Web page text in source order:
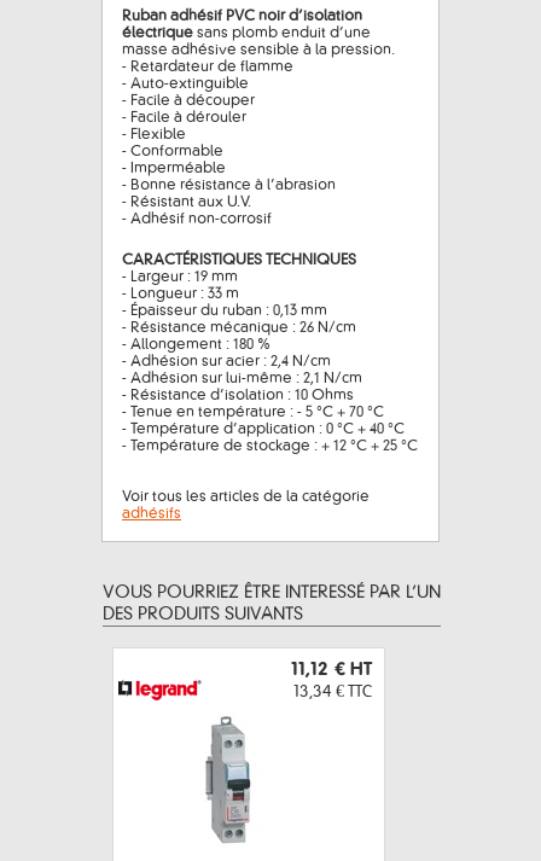
Ruban adhésif PVC noir d’isolation
électrique sans plomb enduit d’une
masse adhésive sensible à la pression.
- Retardateur de flamme
- Auto-extinguible
- Facile à découper
- Facile à dérouler
- Flexible
- Conformable
- Imperméable
- Bonne résistance à l’abrasion
- Résistant aux U.V.
- Adhésif non-corrosif
CARACTÉRISTIQUES TECHNIQUES
- Largeur : 19 mm
- Longueur : 33 m
- Épaisseur du ruban : 0,13 mm
- Résistance mécanique : 26 N/cm
- Allongement : 180 %
- Adhésion sur acier : 2,4 N/cm
- Adhésion sur lui-même : 2,1 N/cm
- Résistance d’isolation : 10 Ohms
- Tenue en température : - 5 °C + 70 °C
- Température d’application : 0 °C + 40 °C
- Température de stockage : + 12 °C + 25 °C
Voir tous les articles de la catégorie
adhésifs
VOUS POURRIEZ ÊTRE INTERESSÉ PAR L’UN
DES PRODUITS SUIVANTS
11,12 € HT
13,34 € TTC